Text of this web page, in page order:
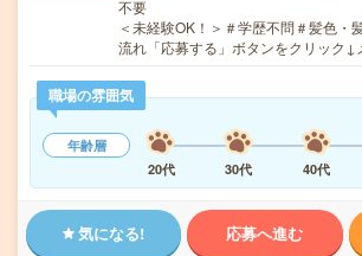
不要
＜未経験OK！＞＃学歴不問＃髪色・
流れ「応募する」ボタンをクリック
職場の雰囲気
年齢層
20代
30代 40代
気になる! 応募へ進む